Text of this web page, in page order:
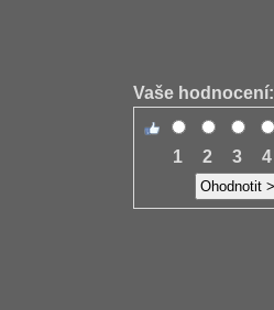
Vaše hodnocení:
1 2 3 4